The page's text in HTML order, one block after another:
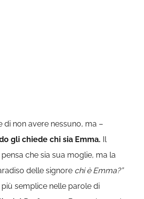
di non avere nessuno, ma –
gli chiede chi sia Emma. Il
che sia sua moglie, ma la
delle signore chi è Emma?”
semplice nelle parole di